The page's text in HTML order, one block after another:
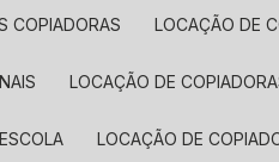
COPIADORAS LOCAÇÃO DE
LOCAÇÃO DE
LOCAÇÃO DE